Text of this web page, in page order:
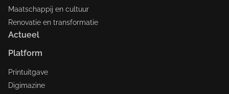
Maatschappij en cultuur
Renovatie en transformatie
Actueel
Platform
Printuitgave
Digimazine